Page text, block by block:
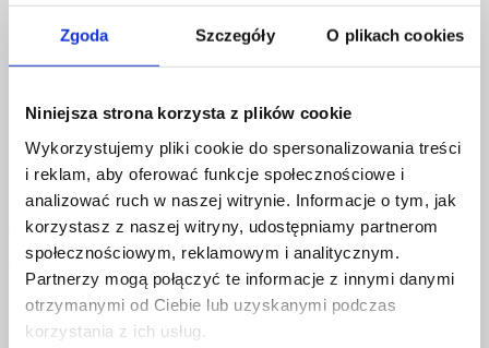
Zgoda Szczegóły O plikach cookies
Niniejsza strona korzysta z plików cookie
Wykorzystujemy pliki cookie do spersonalizowania treści
i reklam, aby oferować funkcje społecznościowe i
analizować ruch w naszej witrynie. Informacje o tym, jak
korzystasz z naszej witryny, udostępniamy partnerom
społecznościowym, reklamowym i analitycznym.
Partnerzy mogą połączyć te informacje z innymi danymi
otrzymanymi od Ciebie lub uzyskanymi podczas
korzystania z ich usług.
Mateusz
Pani Agnieszka bardzo mi pomogła na początku mojej działalności.
Potrzebowałem niezawodnego sprzetu biurowego w dosyć krótkim
czasie. Do tego niezawodna praca serwisu i super kontakt. Gorąco
polecam do współpracy.